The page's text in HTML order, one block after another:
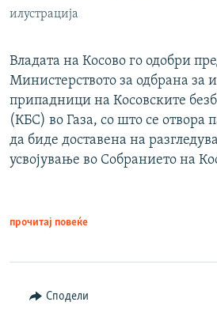
илустрација
Владата на Косово го одобри
Министерството за одбрана за
припадници на Косовските
(КБС) во Газа, со што се отвора
да биде доставена на
усвојување во Собранието на
прочитај повеќе
Сподели